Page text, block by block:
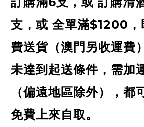
支 ，或 全單滿$1200
費送貨（澳門另收運費
未達到起送條件，需加
（偏遠地區除外），都
免費上來自取。